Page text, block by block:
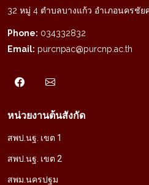
32 หมู่ 4 ตำบลบางแก้ว อำเภอนครชัย
Phone: 034332832
Email: purcnpac@purcnp.ac.th
หน่วยงานต้นสังกัด
สพป.นฐ. เขต 1
สพป.นฐ. เขต 2
สพม.นครปฐม